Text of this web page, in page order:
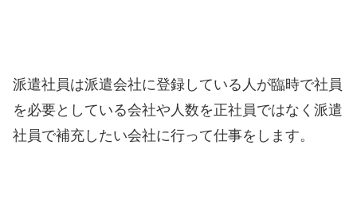
派遣社員は派遣会社に登録している人が臨時で社員
を必要としている会社や人数を正社員ではなく派遣
社員で補充したい会社に行って仕事をします。